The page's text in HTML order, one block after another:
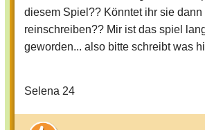
diesem Spiel?? Könntet ihr sie dann
reinschreiben?? Mir ist das spiel
geworden... also bitte schreibt was
Selena 24